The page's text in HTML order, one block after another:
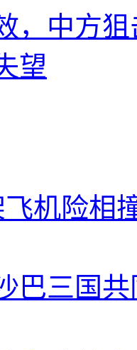
，中方
望
机险相
巴三国